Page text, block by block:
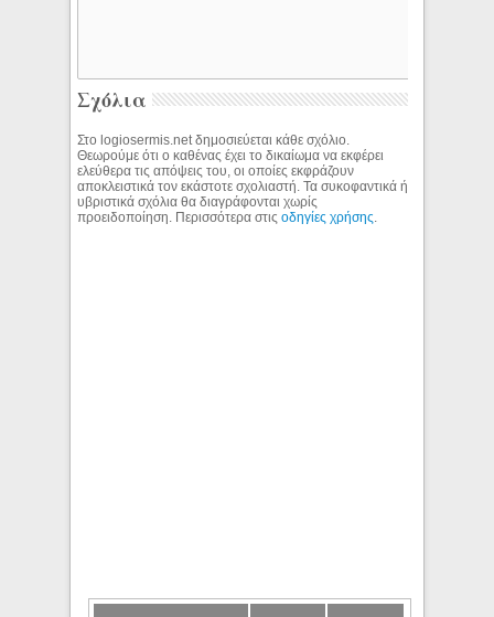
Σχόλια
Στο logiosermis.net δημοσιεύεται κάθε σχόλιο.
Θεωρούμε ότι ο καθένας έχει το δικαίωμα να εκφέρει
ελεύθερα τις απόψεις του, οι οποίες εκφράζουν
αποκλειστικά τον εκάστοτε σχολιαστή. Τα συκοφαντικά ή
υβριστικά σχόλια θα διαγράφονται χωρίς
προειδοποίηση. Περισσότερα στιςοδηγίες χρήσης.